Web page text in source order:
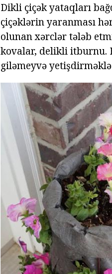
Dikli çiçək yataqları
çiçəklərin yaranması
olunan xərclər tələb
kovalar, delikli itburnu.
giləmeyvə